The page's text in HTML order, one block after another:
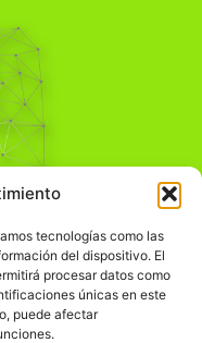
tecnologías como las
del dispositivo. El
procesar datos como
únicas en este
puede afectar
transformarlo.